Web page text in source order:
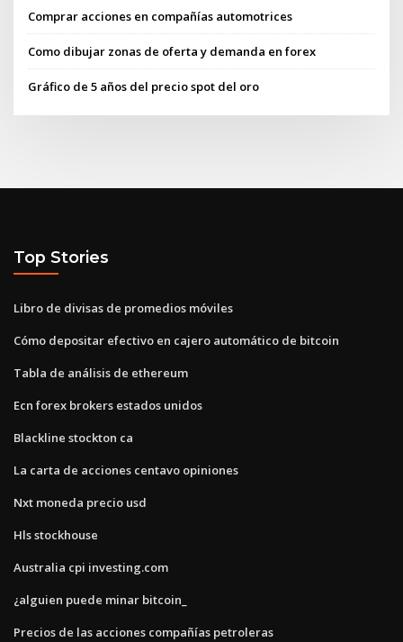
Comprar acciones en compañías automotrices
Como dibujar zonas de oferta y demanda en forex
Gráfico de 5 años del precio spot del oro
Top Stories
Libro de divisas de promedios móviles
Cómo depositar efectivo en cajero automático de bitcoin
Tabla de análisis de ethereum
Ecn forex brokers estados unidos
Blackline stockton ca
La carta de acciones centavo opiniones
Nxt moneda precio usd
Hls stockhouse
Australia cpi investing.com
¿alguien puede minar bitcoin_
Precios de las acciones compañías petroleras